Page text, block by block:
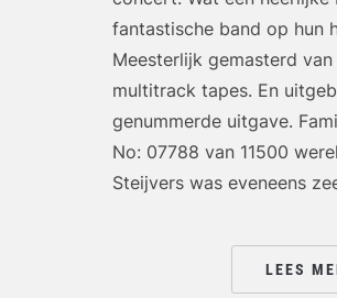
fantastische band op hun
Meesterlijk gemasterd
multitrack tapes. En
genummerde uitgave.
No: 07788 van 11500
Steijvers was eveneens
LEES